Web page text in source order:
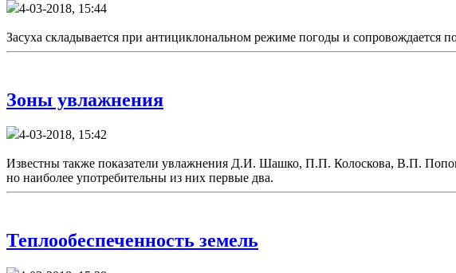
4-03-2018, 15:44
Засуха складывается при антициклональном режиме погоды и
Зоны увлажнения
4-03-2018, 15:42
Известны также показатели увлажнения Д.И. Шашко, П.П. Колоскова, В.П.
но наиболее употребительны из них первые два.
Теплообеспеченность земель